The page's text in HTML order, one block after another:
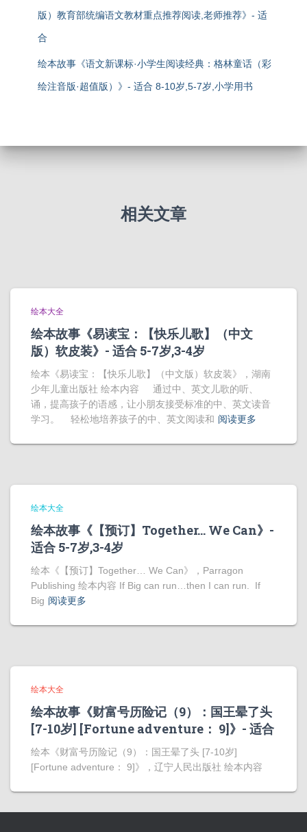
版）教育部统编语文教材重点推荐阅读,老师推荐》- 适
合
绘本故事《语文新课标·小学生阅读经典：格林童话（彩
绘注音版·超值版）》- 适合 8-10岁,5-7岁,小学用书
相关文章
绘本大全
绘本故事《易读宝：【快乐儿歌】（中文
版）软皮装》- 适合 5-7岁,3-4岁
绘本《易读宝：【快乐儿歌】（中文版）软皮装》，湖南
少年儿童出版社 绘本内容 通过中、英文儿歌的听、
诵，提高孩子的语感，让小朋友接受标准的中、英文读音
学习。 轻松地培养孩子的中、英文阅读和 阅读更多
绘本大全
绘本故事《【预订】Together… We Can》-
适合 5-7岁,3-4岁
绘本《【预订】Together… We Can》，Parragon
Publishing 绘本内容 If Big can run…then I can run. If
Big 阅读更多
绘本大全
绘本故事《财富号历险记（9）：国王晕了头
[7-10岁] [Fortune adventure： 9]》- 适合
绘本《财富号历险记（9）：国王晕了头 [7-10岁]
[Fortune adventure： 9]》，辽宁人民出版社 绘本内容